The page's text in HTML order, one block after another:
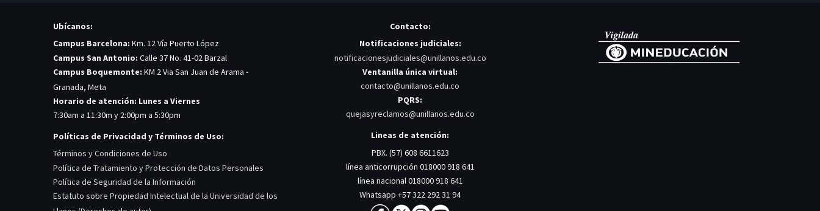
Ubícanos:
Campus Barcelona: Km. 12 Vía Puerto López
Campus San Antonio: Calle 37 No. 41-02 Barzal
Campus Boquemonte: KM 2 Via San Juan de Arama -
Granada, Meta
Horario de atención: Lunes a Viernes
7:30am a 11:30m y 2:00pm a 5:30pm
Políticas de Privacidad y Términos de Uso:
Términos y Condiciones de Uso
Política de Tratamiento y Protección de Datos Personales
Política de Seguridad de la Información
Estatuto sobre Propiedad Intelectual de la Universidad de los
Contacto:
Notificaciones judiciales:
notificacionesjudiciales@unillanos.edu.co
Ventanilla única virtual:
contacto@unillanos.edu.co
PQRS:
quejasyreclamos@unillanos.edu.co
Lineas de atención:
PBX. (57) 608 6611623
línea anticorrupción 018000 918 641
línea nacional 018000 918 641
Whatsapp +57 322 292 31 94